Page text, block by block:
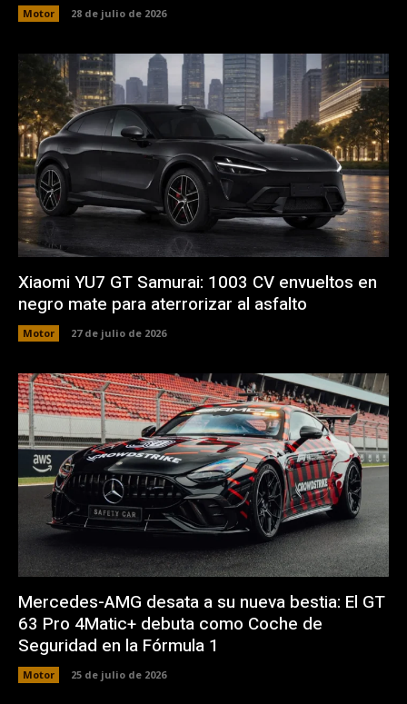
Motor 28 de julio de 2026
Xiaomi YU7 GT Samurai: 1003 CV envueltos en
negro mate para aterrorizar al asfalto
Motor 27 de julio de 2026
Mercedes-AMG desata a su nueva bestia: El GT
63 Pro 4Matic+ debuta como Coche de
Seguridad en la Fórmula 1
Motor 25 de julio de 2026